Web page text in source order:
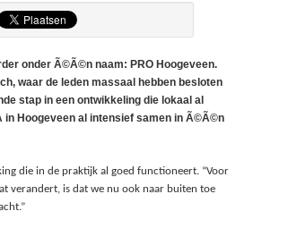
onder Ã©Ã©n naam: PRO Hoogeveen.
waar de leden massaal hebben besloten
stap in een ontwikkeling die lokaal al
in Hoogeveen al intensief samen in Ã©Ã©n
die in de praktijk al goed functioneert. “Voor
verandert, is dat we nu ook naar buiten toe